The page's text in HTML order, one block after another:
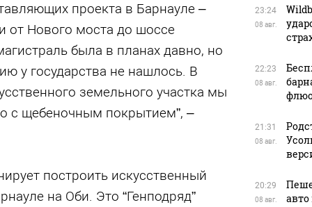
проекта в Барнауле –
от Нового моста до шоссе
была в планах давно, но
у государства не нашлось. В
земельного участка мы
с щебеночным покрытием”, –
построить искусственный
на Оби. Это “Генподряд”
23:24
08 авг.
22:23
08 авг.
21:31
08 авг.
20:29
08 авг.